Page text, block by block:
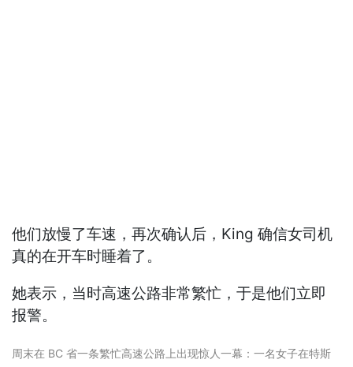
他们放慢了车速，再次确认后，King 确信女司机
真的在开车时睡着了。
她表示，当时高速公路非常繁忙，于是他们立即
报警。
周末在 BC 省一条繁忙高速公路上出现惊人一幕：一名女子在特斯